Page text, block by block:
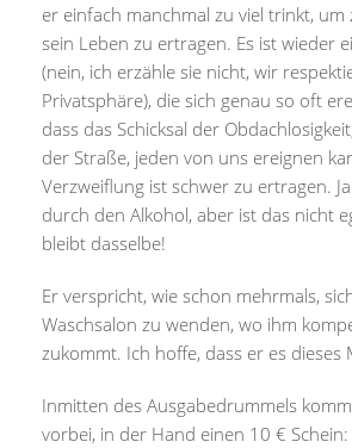
er einfach manchmal zu viel trinkt, um
sein Leben zu ertragen. Es ist wieder
(nein, ich erzähle sie nicht, wir
Privatsphäre), die sich genau so oft
dass das Schicksal der
der Straße, jeden von uns ereignen
Verzweiflung ist schwer zu ertragen.
durch den Alkohol, aber ist das nicht
bleibt dasselbe!
Er verspricht, wie schon mehrmals,
Waschsalon zu wenden, wo ihm
zukommt. Ich hoffe, dass er es dieses
Inmitten des Ausgabedrummels
vorbei, in der Hand einen 10 €